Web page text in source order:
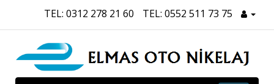
TEL: 0312 278 21 60 TEL: 0552 511 73 75